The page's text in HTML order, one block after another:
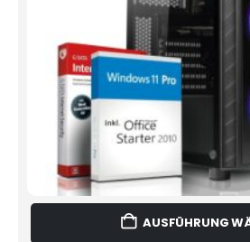
AUSFÜHRUNG